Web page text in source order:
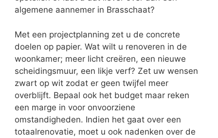
algemene aannemer in Brasschaat?
Met een projectplanning zet u de concrete
doelen op papier. Wat wilt u renoveren in de
woonkamer; meer licht creëren, een nieuwe
scheidingsmuur, een likje verf? Zet uw wensen
zwart op wit zodat er geen twijfel meer
overblijft. Bepaal ook het budget maar reken
een marge in voor onvoorziene
omstandigheden. Indien het gaat over een
totaalrenovatie, moet u ook nadenken over de